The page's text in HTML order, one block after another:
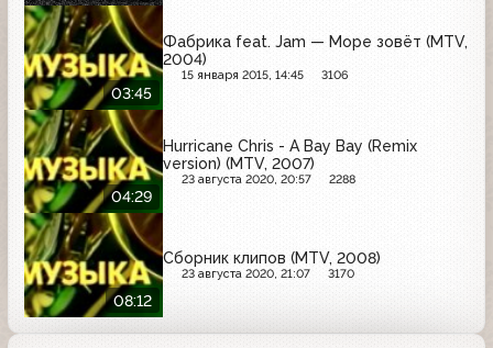
03:45
Фабрика feat. Jam — Море зовёт (MTV,
2004)
15 января 2015, 14:45 3106
04:29
Hurricane Chris - A Bay Bay (Remix
version) (MTV, 2007)
23 августа 2020, 20:57 2288
08:12
Сборник клипов (MTV, 2008)
23 августа 2020, 21:07 3170